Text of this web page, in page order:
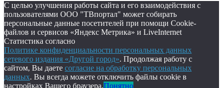
С целью улучшения работы сайта и его взаимодействия с
пользователями ООО "ТВпортал" может собирать
персональные данные посетителей при помощи Cookie-
файлов и сервисов «Яндекс Метрика» и LiveInternet
Статистика согласно
Политике конфиденциальности персональных данных
сетевого издания «Другой город». Продолжая работу с
сайтом, Вы даете согласие на обработку персональных
данных. Вы всегда можете отключить файлы cookie в
настройках Вашего браузера.Понятно